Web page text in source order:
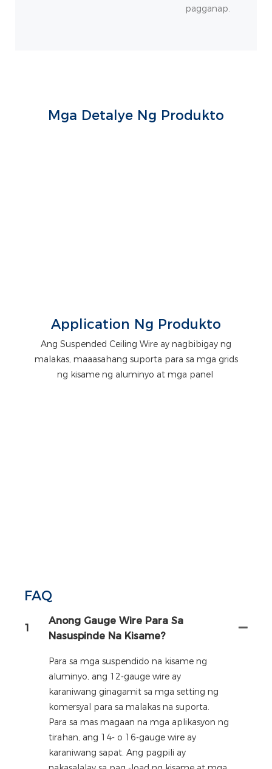
pagganap.
Mga Detalye Ng Produkto
Application Ng Produkto
Ang Suspended Ceiling Wire ay nagbibigay ng
malakas, maaasahang suporta para sa mga grids
ng kisame ng aluminyo at mga panel
FAQ
1
Anong Gauge Wire Para Sa
Nasuspinde Na Kisame?
Para sa mga suspendido na kisame ng
aluminyo, ang 12-gauge wire ay
karaniwang ginagamit sa mga setting ng
komersyal para sa malakas na suporta.
Para sa mas magaan na mga aplikasyon ng
tirahan, ang 14- o 16-gauge wire ay
karaniwang sapat. Ang pagpili ay